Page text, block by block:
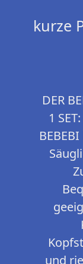
kurze
DER
1
und